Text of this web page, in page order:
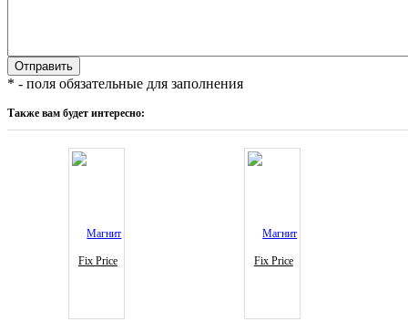
* - поля обязательные для заполнения
Также вам будет интересно:
Fix Price Fix Price